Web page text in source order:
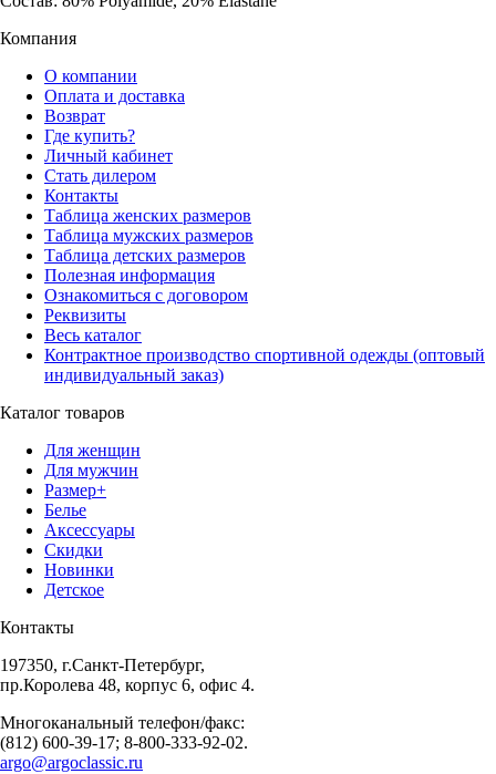
Компания
О компании
Оплата и доставка
Возврат
Где купить?
Личный кабинет
Стать дилером
Контакты
Таблица женских размеров
Таблица мужских размеров
Таблица детских размеров
Полезная информация
Ознакомиться с договором
Реквизиты
Весь каталог
Контрактное производство спортивной одежды (оптовый
индивидуальный заказ)
Каталог товаров
Для женщин
Для мужчин
Размер+
Белье
Аксессуары
Скидки
Новинки
Детское
Контакты
197350, г.Санкт-Петербург,
пр.Королева 48, корпус 6, офис 4.
Многоканальный телефон/факс:
(812) 600-39-17; 8-800-333-92-02.
argo@argoclassic.ru